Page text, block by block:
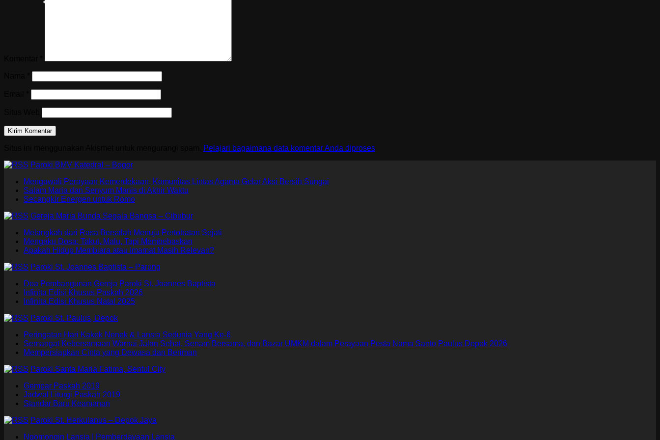
Pelajari bagaimana data komentar Anda diproses
Paroki BMV Katedral – Bogor
Mengawali Perayaan Kemerdekaan, Komunitas Lintas Agama Gelar Aksi Bersih Sungai
Salam Maria dan Senyum Manis di Akhir Waktu
Secangkir Energen untuk Romo
Gereja Maria Bunda Segala Bangsa – Cibubur
Melangkah dari Rasa Bersalah Menuju Pertobatan Sejati
Mengaku Dosa: Takut, Malu, Tapi Membebaskan
Apakah Hidup Membiara atau Imamat Masih Relevan?
Paroki St. Joannes Baptista – Parung
Doa Pembangunan Gereja Paroki St. Joannes Baptista
Infinita Edisi Khusus Paskah 2026
Infinita Edisi Khusus Natal 2025
Paroki St. Paulus, Depok
Peringatan Hari Kakek Nenek & Lansia Sedunia Yang Ke-6
Semangat Kebersamaan Warnai Jalan Sehat, Senam Bersama, dan Bazar UMKM dalam Perayaan Pesta Nama Santo Paulus Depok 2026
Mempersiapkan Cinta yang Dewasa dan Beriman
Paroki Santa Maria Fatima, Sentul City
Gempar Paskah 2019
Jadwal Liturgi Paskah 2019
Standar Baru Keamanan
Paroki St. Herkulanus – Depok Jaya
Ngomongin Lansia | Pemberdayaan Lansia